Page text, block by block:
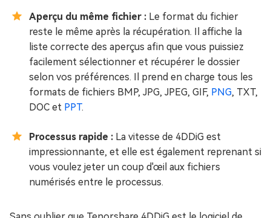
Aperçu du même fichier : Le format du fichier
reste le même après la récupération. Il affiche la
liste correcte des aperçus afin que vous puissiez
facilement sélectionner et récupérer le dossier
selon vos préférences. Il prend en charge tous les
formats de fichiers BMP, JPG, JPEG, GIF, PNG, TXT,
DOC et PPT.
Processus rapide : La vitesse de 4DDiG est
impressionnante, et elle est également reprenant si
vous voulez jeter un coup d'œil aux fichiers
numérisés entre le processus.